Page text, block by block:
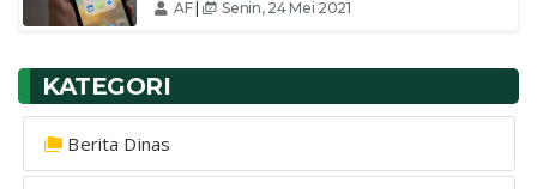
AF Senin, 24 Mei 2021
KATEGORI
Berita Dinas